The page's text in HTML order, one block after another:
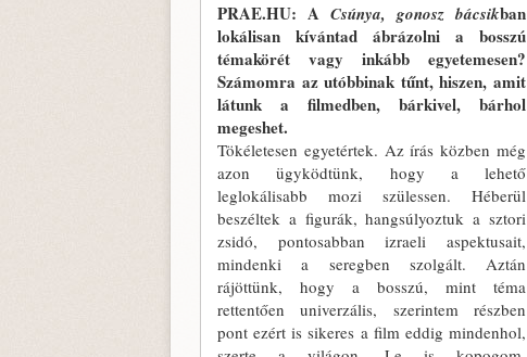
PRAE.HU: A Csúnya, gonosz bácsikban
lokálisan kívántad ábrázolni a bosszú
témakörét vagy inkább egyetemesen?
Számomra az utóbbinak tűnt, hiszen, amit
látunk a filmedben, bárkivel, bárhol
megeshet.
Tökéletesen egyetértek. Az írás közben még
azon ügyködtünk, hogy a lehető
leglokálisabb mozi szülessen. Héberül
beszéltek a figurák, hangsúlyoztuk a sztori
zsidó, pontosabban izraeli aspektusait,
mindenki a seregben szolgált. Aztán
rájöttünk, hogy a bosszú, mint téma
rettentően univerzális, szerintem részben
pont ezért is sikeres a film eddig mindenhol,